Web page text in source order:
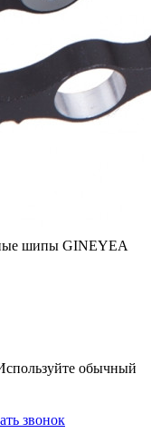
шипы GINEYEA
обычный
звонок